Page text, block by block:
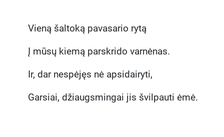
Vieną šaltoką pavasario rytą
Į mūsų kiemą parskrido varnėnas.
Ir, dar nespėjęs nė apsidairyti,
Garsiai, džiaugsmingai jis švilpauti ėmė.